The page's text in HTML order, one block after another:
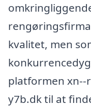
kvalitet, men
platformen
y7b.dk til at